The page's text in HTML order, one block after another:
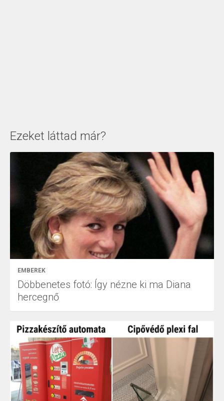
Ezeket láttad már?
EMBEREK
Döbbenetes fotó: Így nézne ki ma Diana
hercegnő